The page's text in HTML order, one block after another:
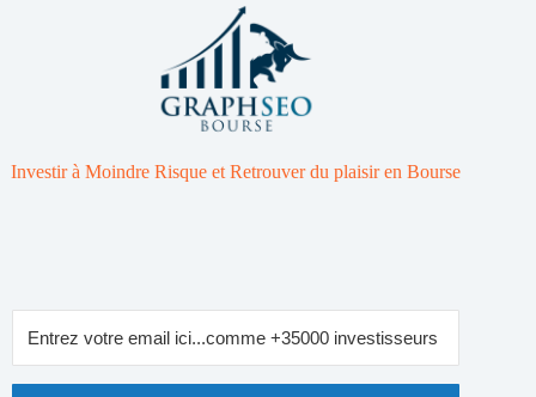
Investir à Moindre Risque et Retrouver du plaisir en Bourse